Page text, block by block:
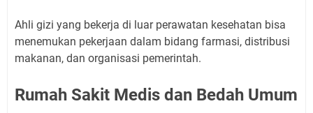
Ahli gizi yang bekerja di luar perawatan kesehatan bisa
menemukan pekerjaan dalam bidang farmasi, distribusi
makanan, dan organisasi pemerintah.
Rumah Sakit Medis dan Bedah Umum